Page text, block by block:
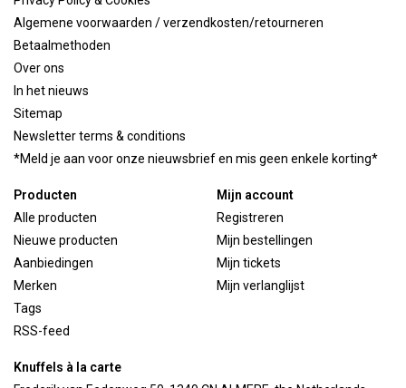
Algemene voorwaarden / verzendkosten/retourneren
Betaalmethoden
Over ons
In het nieuws
Sitemap
Newsletter terms & conditions
*Meld je aan voor onze nieuwsbrief en mis geen enkele korting*
Producten
Alle producten
Nieuwe producten
Aanbiedingen
Merken
Tags
RSS-feed
Mijn account
Registreren
Mijn bestellingen
Mijn tickets
Mijn verlanglijst
Knuffels à la carte